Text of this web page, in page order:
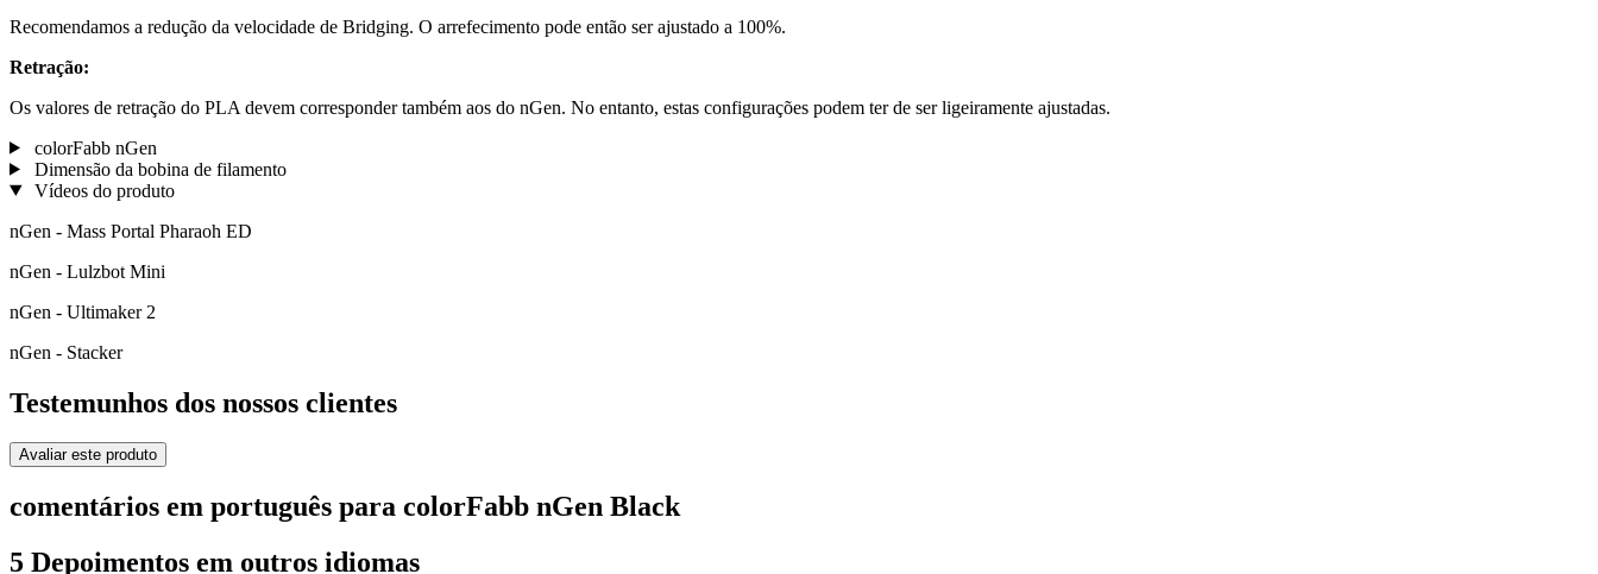
Recomendamos a redução da velocidade de Bridging. O arrefecimento pode então ser ajustado a 100%.
Retração:
Os valores de retração do PLA devem corresponder também aos do nGen. No entanto, estas configurações podem ter de ser ligeiramente ajustadas.
colorFabb nGen
Dimensão da bobina de filamento
Vídeos do produto
nGen - Mass Portal Pharaoh ED
nGen - Lulzbot Mini
nGen - Ultimaker 2
nGen - Stacker
Testemunhos dos nossos clientes
Avaliar este produto
comentários em português para colorFabb nGen Black
5 Depoimentos em outros idiomas